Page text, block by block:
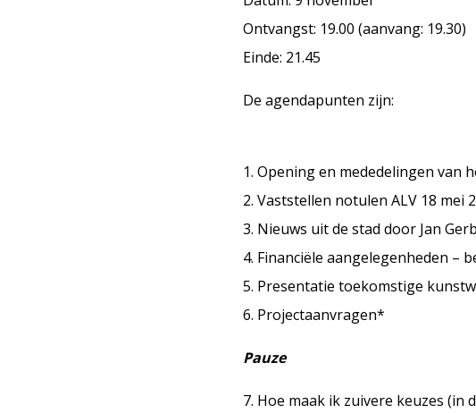
Ontvangst: 19.00 (aanvang: 19.30)
Einde: 21.45
De agendapunten zijn:
1. Opening en mededelingen van
2. Vaststellen notulen ALV 18 mei
3. Nieuws uit de stad door Jan
4. Financiële aangelegenheden –
5. Presentatie toekomstige
6. Projectaanvragen*
Pauze
7. Hoe maak ik zuivere keuzes (in